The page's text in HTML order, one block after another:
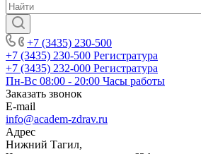
+7 (3435) 230-500
+7 (3435) 230-500 Регистратура
+7 (3435) 232-000 Регистратура
Пн-Вс 08:00 - 20:00 Часы работы
Заказать звонок
E-mail
info@academ-zdrav.ru
Адрес
Нижний Тагил,